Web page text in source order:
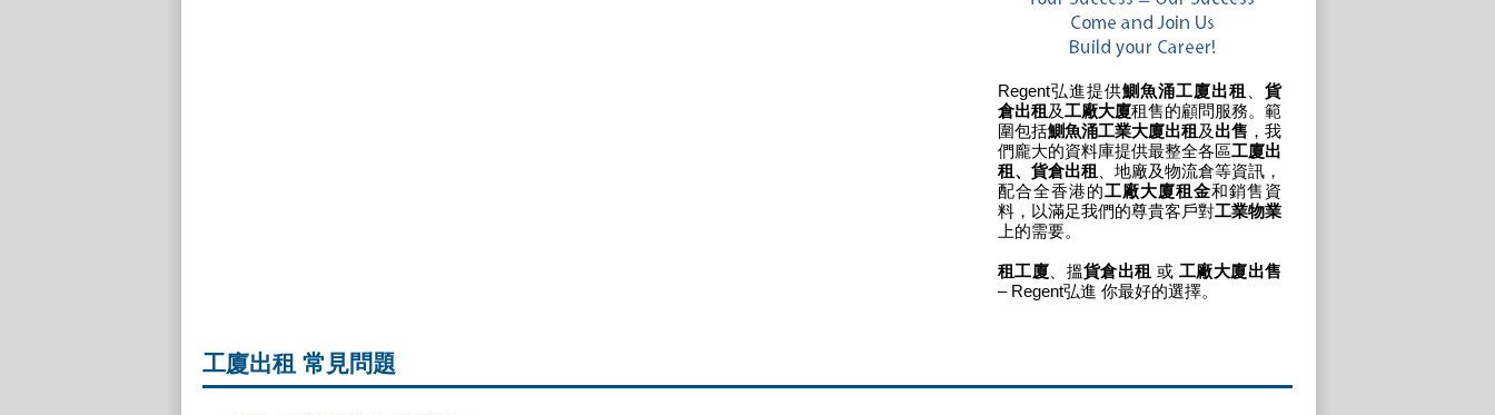
Regent弘進提供鰂魚涌工廈出租
貨
倉出租及工廠大廈租售的顧問服務。範
圍包括鰂魚涌工業大廈出租及 出售 ，我
們龐大的資料庫提供最整全各區工廈出
租、貨倉出租
、地廠及物流倉等資訊，
配合全香港的工廠大廈租金和銷售資
料，以滿足我們的尊貴客戶對工業物業
上的需要。
租工廈 、搵貨倉出租 或 工廠大廈出售
– Regent弘進 你最好的選擇。
工廈出租 常見問題